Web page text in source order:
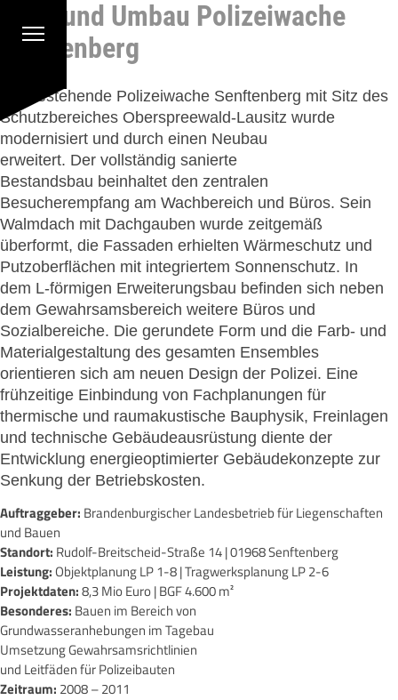
Zum Hauptinhalt springen
Neu- und Umbau Polizeiwache
Senftenberg
Die bestehende Polizeiwache Senftenberg mit Sitz des
Schutzbereiches Oberspreewald-Lausitz wurde
modernisiert und durch einen Neubau
erweitert. Der vollständig sanierte
Bestandsbau beinhaltet den zentralen
Besucherempfang am Wachbereich und Büros. Sein
Walmdach mit Dachgauben wurde zeitgemäß
überformt, die Fassaden erhielten Wärmeschutz und
Putzoberflächen mit integriertem Sonnenschutz. In
dem L-förmigen Erweiterungsbau befinden sich neben
dem Gewahrsamsbereich weitere Büros und
Sozialbereiche. Die gerundete Form und die Farb- und
Materialgestaltung des gesamten Ensembles
orientieren sich am neuen Design der Polizei. Eine
frühzeitige Einbindung von Fachplanungen für
thermische und raumakustische Bauphysik, Freinlagen
und technische Gebäudeausrüstung diente der
Entwicklung energieoptimierter Gebäudekonzepte zur
Senkung der Betriebskosten.
Auftraggeber: Brandenburgischer Landesbetrieb für Liegenschaften
und Bauen
Standort: Rudolf-Breitscheid-Straße 14 | 01968 Senftenberg
Leistung:Objektplanung LP 1-8 | Tragwerksplanung LP 2-6
Projektdaten:8,3 Mio Euro | BGF 4.600 m²
Besonderes: Bauen im Bereich von
Grundwasseranhebungen im Tagebau
Umsetzung Gewahrsamsrichtlinien
und Leitfäden für Polizeibauten
Zeitraum: 2008 – 2011
Cookie-Einstellungen